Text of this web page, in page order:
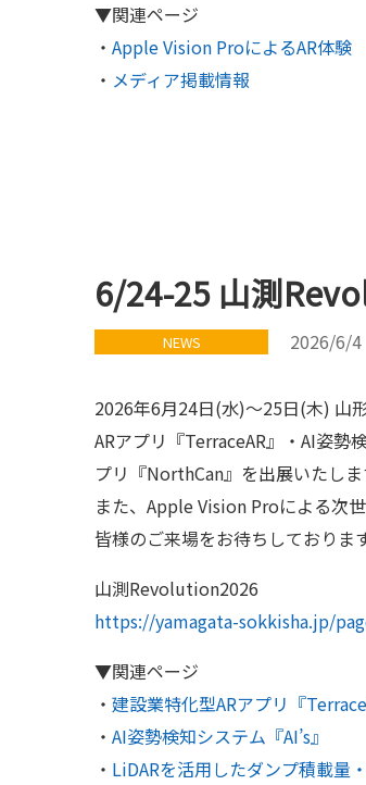
▼関連ページ
・ Apple Vision ProによるAR体験
・ メディア掲載情報
6/24-25 山測
NEWS 2026/6/4
2026年6月24日(水)～25日(木) 山
ARアプリ『TerraceAR』・AI姿勢
プリ『NorthCan』を出展いたしま
また、Apple Vision Proによる次
皆様のご来場をお待ちしております
山測Revolution2026
https://yamagata-sokkisha.jp/
▼関連ページ
・ 建設業特化型ARアプリ『
・ AI姿勢検知システム『AI’s』
・ LiDARを活用したダンプ積載量